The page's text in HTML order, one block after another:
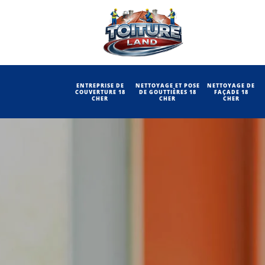
ENTREPRISE DE
COUVERTURE 18
CHER
NETTOYAGE ET POSE
DE GOUTTIÈRES 18
CHER
NETTOYAGE DE
FAÇADE 18
CHER